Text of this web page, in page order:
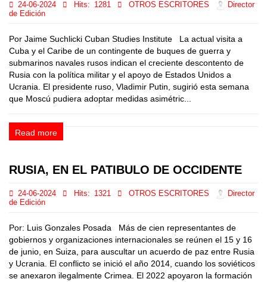
24-06-2024 Hits: 1281 OTROS ESCRITORES
Director
de Edición
Por Jaime Suchlicki Cuban Studies Institute La actual visita a
Cuba y el Caribe de un contingente de buques de guerra y
submarinos navales rusos indican el creciente descontento de
Rusia con la política militar y el apoyo de Estados Unidos a
Ucrania. El presidente ruso, Vladimir Putin, sugirió esta semana
que Moscú pudiera adoptar medidas asimétric...
Read more
RUSIA, EN EL PATIBULO DE OCCIDENTE
24-06-2024 Hits: 1321 OTROS ESCRITORES
Director
de Edición
Por: Luis Gonzales Posada Más de cien representantes de
gobiernos y organizaciones internacionales se reúnen el 15 y 16
de junio, en Suiza, para auscultar un acuerdo de paz entre Rusia
y Ucrania. El conflicto se inició el año 2014, cuando los soviéticos
se anexaron ilegalmente Crimea. El 2022 apoyaron la formación